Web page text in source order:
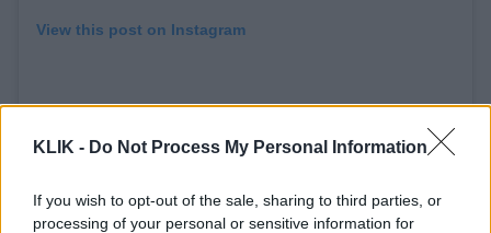
KLIK - Do Not Process My Personal Information
If you wish to opt-out of the sale, sharing to third parties, or
processing of your personal or sensitive information for
View this post on Instagram